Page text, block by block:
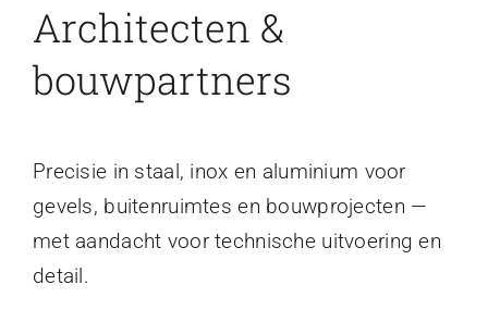
Architecten &
bouwpartners
Precisie in staal, inox en aluminium voor
gevels, buitenruimtes en bouwprojecten —
met aandacht voor technische uitvoering en
detail.